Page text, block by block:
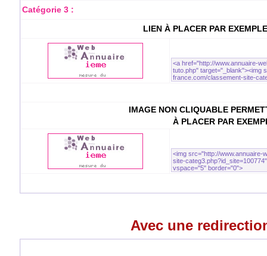
Catégorie 3 :
LIEN À PLACER PAR
IMAGE NON CLIQUABLE
À PLACER PAR
Avec une